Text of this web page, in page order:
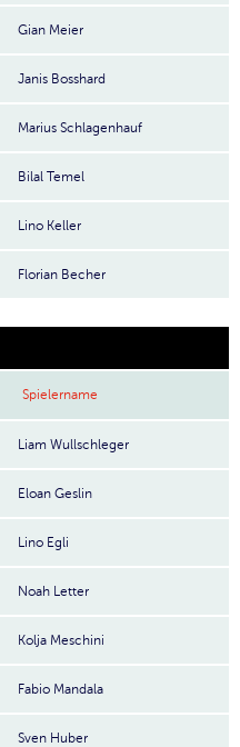
Gian Meier
Janis Bosshard
Marius Schlagenhauf
Bilal Temel
Lino Keller
Florian Becher
Spielername
Liam Wullschleger
Eloan Geslin
Lino Egli
Noah Letter
Kolja Meschini
Fabio Mandala
Sven Huber